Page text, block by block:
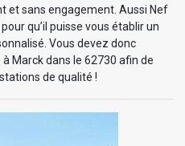
et sans engagement. Aussi Nef
qu’il puisse vous établir un
Vous devez donc
Marck dans le 62730 afin de
de qualité !